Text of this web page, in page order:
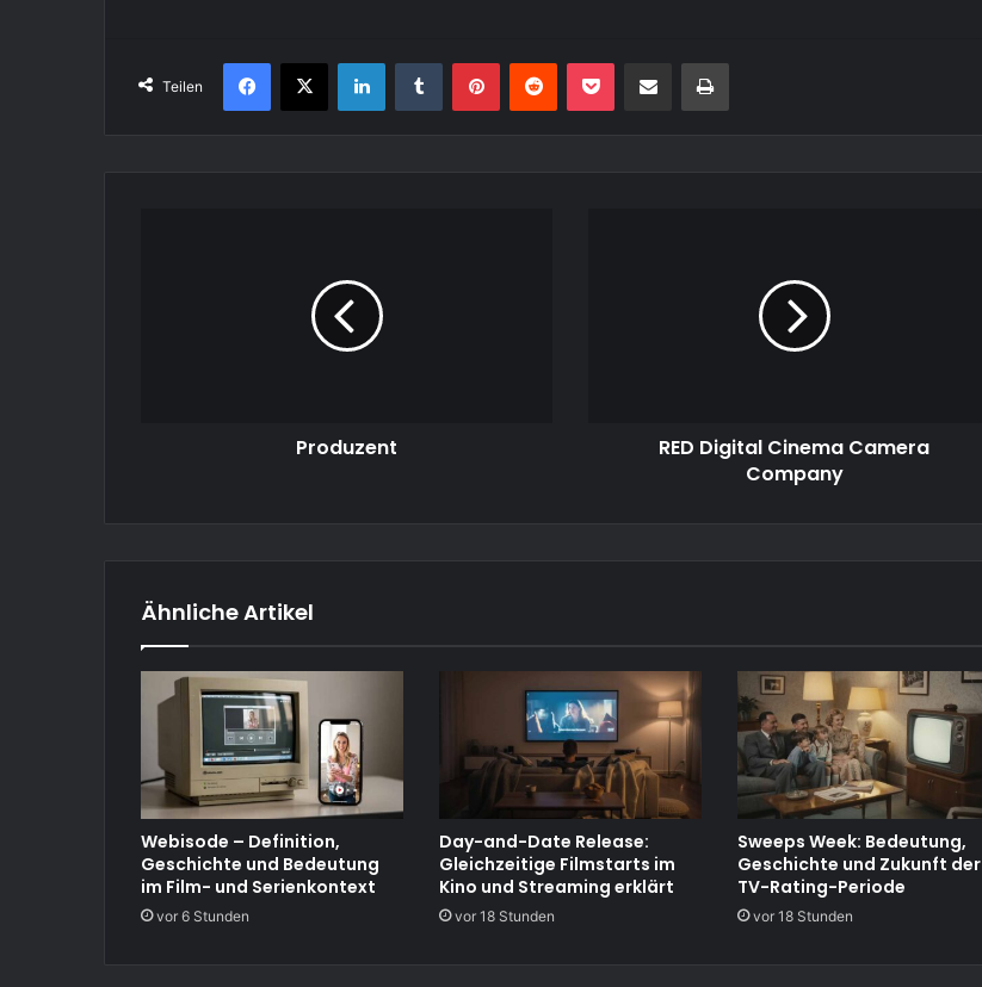
Teilen
Facebook
X LinkedInTumblr PinterestReddit Pocket Teile per E-Mail Drucken
Produzent
RED Digital Cinema Camera
Company
Ähnliche Artikel
Webisode – Definition,
Geschichte und Bedeutung
im Film- und Serienkontext
vor 6 Stunden
Day-and-Date Release:
Gleichzeitige Filmstarts im
Kino und Streaming erklärt
vor 18 Stunden
Sweeps Week: Bedeutung,
Geschichte und Zukunft der
TV-Rating-Periode
vor 18 Stunden